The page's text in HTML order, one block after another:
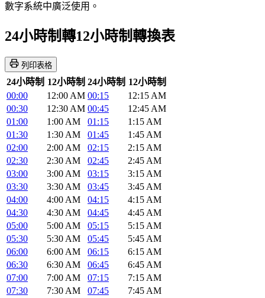
數字系統中廣泛使用。
24小時制轉12小時制轉換表
列印表格
24小時制 12小時制 24小時制 12小時制
00:00
12:00 AM 00:15
12:15 AM
00:30
12:30 AM 00:45
12:45 AM
01:00
1:00 AM 01:15
1:15 AM
01:30
1:30 AM 01:45
1:45 AM
02:00
2:00 AM 02:15
2:15 AM
02:30
2:30 AM 02:45
2:45 AM
03:00
3:00 AM 03:15
3:15 AM
03:30
3:30 AM 03:45
3:45 AM
04:00
4:00 AM 04:15
4:15 AM
04:30
4:30 AM 04:45
4:45 AM
05:00
5:00 AM 05:15
5:15 AM
05:30
5:30 AM 05:45
5:45 AM
06:00
6:00 AM 06:15
6:15 AM
06:30
6:30 AM 06:45
6:45 AM
07:00
7:00 AM 07:15
7:15 AM
07:30
7:30 AM 07:45
7:45 AM